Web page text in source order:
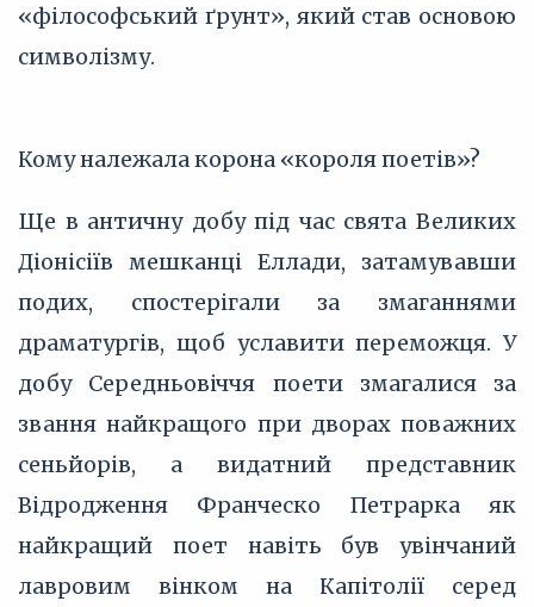
«філософський ґрунт», який став основою
символізму.
Кому належала корона «короля поетів»?
Ще в античну добу під час свята Великих
Діонісіїв мешканці Еллади, затамувавши
подих, спостерігали за змаганнями
драматургів, щоб уславити переможця. У
добу Середньовіччя поети змагалися за
звання найкращого при дворах поважних
сеньйорів, а видатний представник
Відродження Франческо Петрарка як
найкращий поет навіть був увінчаний
лавровим вінком на Капітолії серед